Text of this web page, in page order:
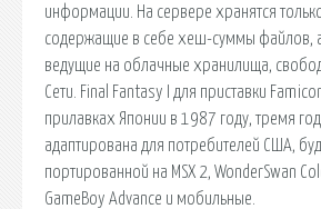
информации. На сервере хранятся
содержащие в себе хеш-суммы файлов, а
ведущие на облачные хранилища,
Сети. Final Fantasy I для приставки
прилавках Японии в 1987 году, тремя
адаптирована для потребителей США,
портированной на MSX 2, WonderSwan
GameBoy Advance и мобильные.